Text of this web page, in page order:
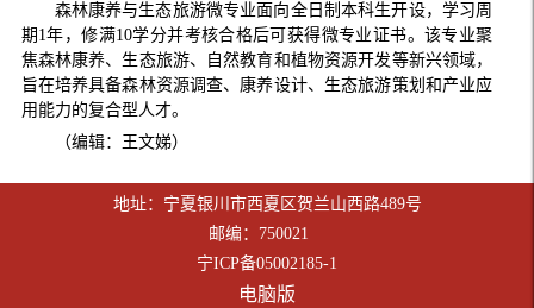
森林康养与生态旅游微专业面向全日制本科生开设，学习周
期1年，修满10学分并考核合格后可获得微专业证书。该专业聚
焦森林康养、生态旅游、自然教育和植物资源开发等新兴领域，
旨在培养具备森林资源调查、康养设计、生态旅游策划和产业应
用能力的复合型人才。
（编辑：王文娣）
地址：宁夏银川市西夏区贺兰山西路489号
邮编：750021
宁ICP备05002185-1
电脑版